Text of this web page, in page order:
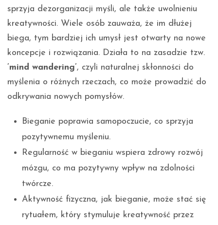
sprzyja dezorganizacji myśli, ale także uwolnieniu
kreatywności. Wiele osób zauważa, że im dłużej
biega, tym bardziej ich umysł jest otwarty na nowe
koncepcje i rozwiązania. Działa to na zasadzie tzw.
’mind wandering’, czyli naturalnej skłonności do
myślenia o różnych rzeczach, co może prowadzić do
odkrywania nowych pomysłów.
Bieganie poprawia samopoczucie, co sprzyja
pozytywnemu myśleniu.
Regularność w bieganiu wspiera zdrowy rozwój
mózgu, co ma pozytywny wpływ na zdolności
twórcze.
Aktywność fizyczna, jak bieganie, może stać się
rytuałem, który stymuluje kreatywność przez